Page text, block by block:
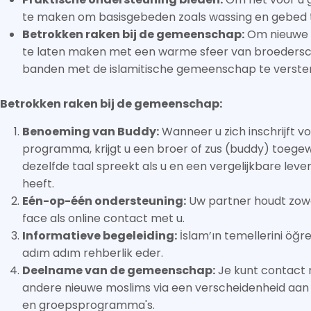
te maken om basisgebeden zoals wassing en gebed
Betrokken raken bij de gemeenschap:Om
te laten maken met een warme sfeer van
banden met de islamitische gemeenschap te
Betrokken raken bij de gemeenschap:
Benoeming van Buddy:Wanneer u zich inschrijft
programma, krijgt u een broer of zus (buddy)
dezelfde taal spreekt als u en een vergelijkbare
heeft.
Eén-op-één ondersteuning: Uw partner houdt
face als online contact met u.
Informatieve begeleiding: İslam’ın temellerini
adım adım rehberlik eder.
Deelname van de gemeenschap:Je kunt contact
andere nieuwe moslims via een verscheidenheid
en groepsprogramma's.